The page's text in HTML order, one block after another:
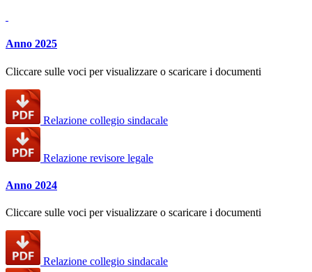
Anno 2025
Cliccare sulle voci per visualizzare o scaricare i documenti
Relazione collegio sindacale
Relazione revisore legale
Anno 2024
Cliccare sulle voci per visualizzare o scaricare i documenti
Relazione collegio sindacale